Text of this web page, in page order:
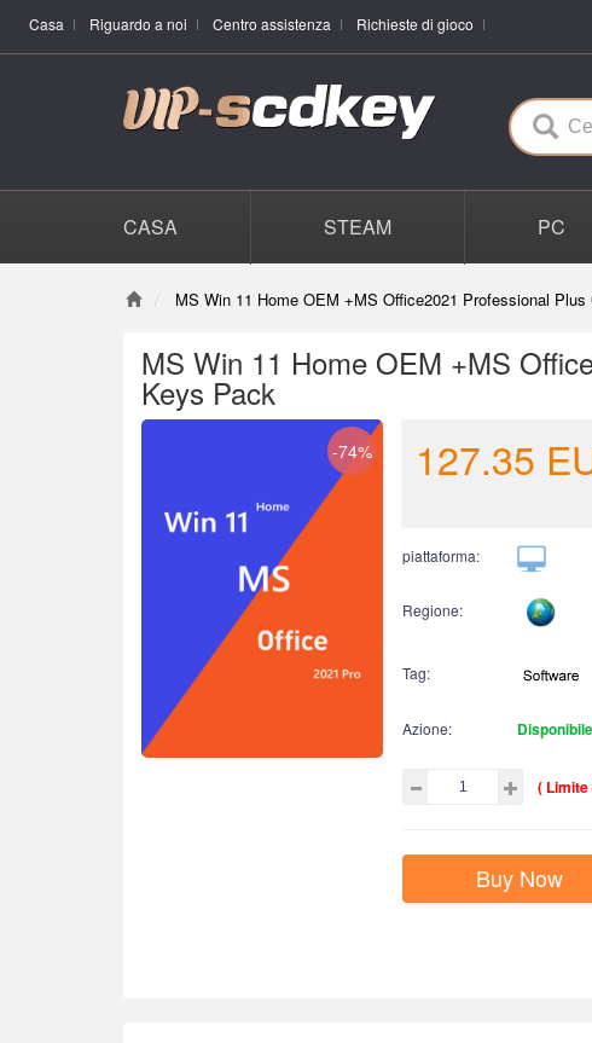
Casa Riguardo a noi Centro assistenza Richieste di gioco
CASA STEAM PC
MS Win 11 Home OEM +MS Office2021 Professional
MS Win 11 Home OEM +MS
Keys Pack
-74% 127.35
piattaforma:
Regione:
Tag:
Azione: Disponibile
( Limite
Buy Now